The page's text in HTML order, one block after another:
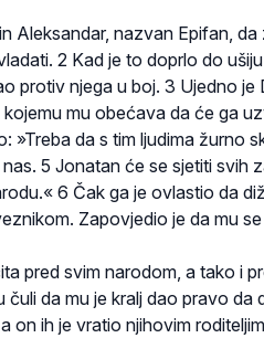
Aleksandar, nazvan Epifan, da
2 Kad je to doprlo do
protiv njega u boj. 3 Ujedno je
mu obećava da će ga
da s tim ljudima žurno
5 Jonatan će se sjetiti svih
6 Čak ga je ovlastio da
Zapovjedio je da mu
pred svim narodom, a tako i
da mu je kralj dao pravo da
on ih je vratio njihovim